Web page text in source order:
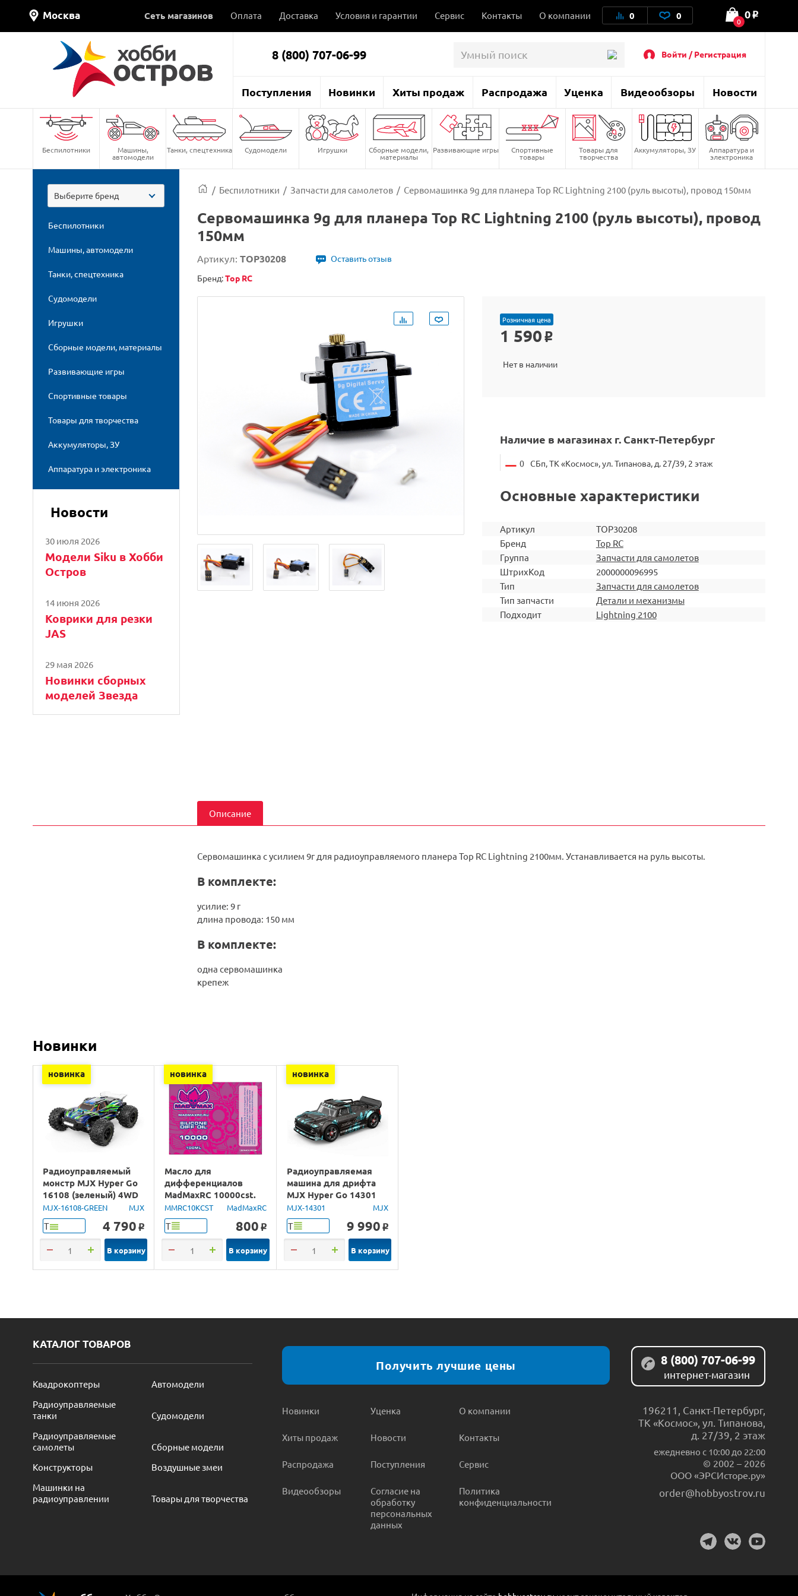
Москва Сеть магазинов Оплата Доставка Условия и гарантии Сервис Контакты О компании 0 0 0
0 o
8 (800) 707-06-99 Войти / Регистрация
Поступления Новинки Хиты продаж Распродажа Уценка Видеообзоры Новости
Беспилотники Машины,
автомодели
Танки, спецтехника Судомодели Игрушки Сборные модели,
материалы
Развивающие игры Спортивные
товары
Товары для
творчества
Аккумуляторы, ЗУ Аппаратура и
электроника
Выберите бренд
Беспилотники
Машины, автомодели
Танки, спецтехника
Судомодели
Игрушки
Сборные модели, материалы
Развивающие игры
Спортивные товары
Товары для творчества
Аккумуляторы, ЗУ
Аппаратура и электроника
Новости
30 июля 2026
Модели Siku в Хобби
Остров
14 июня 2026
Коврики для резки
JAS
29 мая 2026
Новинки сборных
моделей Звезда
/ Беспилотники / Запчасти для самолетов / Сервомашинка 9g для планера Top RC Lightning 2100 (руль высоты), провод 150мм
Сервомашинка 9g для планера Top RC Lightning 2100 (руль высоты), провод
150мм
Артикул: TOP30208
Оставить отзыв
Бренд:Top RC
Розничная цена
1 590 o
Нет в наличии
Наличие в магазинах г. Санкт-Петербург
0 СБп, ТК «Космос», ул. Типанова, д. 27/39, 2 этаж
Основные характеристики
Артикул
TOP30208
Бренд
Top RC
Группа
Запчасти для самолетов
ШтрихКод
2000000096995
Тип
Запчасти для самолетов
Тип запчасти
Детали и механизмы
Подходит
Lightning 2100
Описание
Сервомашинка с усилием 9г для радиоуправляемого планера Top RC Lightning 2100мм. Устанавливается на руль высоты.
В комплекте:
усилие: 9 г
длина провода: 150 мм
В комплекте:
одна сервомашинка
крепеж
Новинки
новинка
Радиоуправляемый
монстр MJX Hyper Go
16108 (зеленый) 4WD
2.4G LED 1/16 RTR
MJX-16108-GREEN MJX
Т 4 790 o
В корзину
новинка
Масло для
дифференциалов
MadMaxRC 10000cst.
100ml.
MMRC10KCST MadMaxRC
Т 800 o
В корзину
новинка
Радиоуправляемая
машина для дрифта
MJX Hyper Go 14301
Brushless 4WD 2.4G
LED 1/14 RTR
MJX-14301 MJX
Т 9 990 o
В корзину
КАТАЛОГ ТОВАРОВ
Квадрокоптеры
Автомодели
Радиоуправляемые
танки
Судомодели
Радиоуправляемые
самолеты
Сборные модели
Конструкторы
Воздушные змеи
Машинки на
радиоуправлении
Товары для творчества
Получить лучшие цены
Новинки
Хиты продаж
Распродажа
Видеообзоры
Уценка
Новости
Поступления
Согласие на
обработку
персональных
данных
О компании
Контакты
Сервис
Политика
конфиденциальности
8 (800) 707-06-99
интернет-магазин
196211 Санкт-Петербург,
ТК «Космос», ул. Типанова,
д. 27/39, 2 этаж
ежедневно c 10:00 до 22:00
© 2002 – 2026
ООО «ЭРСИсторе.ру»
order@hobbyostrov.ru